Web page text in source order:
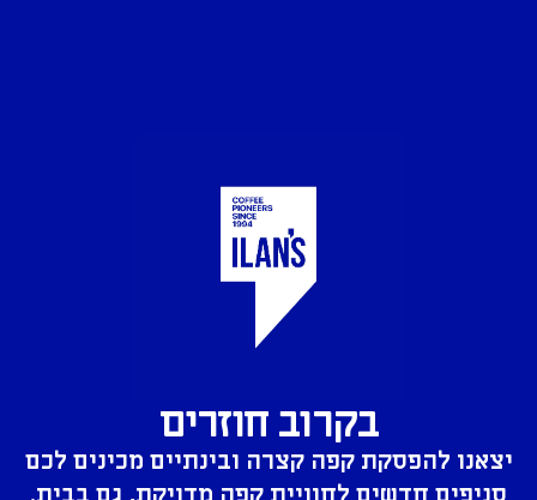
בקרוב חוזרים
יצאנו להפסקת קפה קצרה ובינתיים מכינים לכם